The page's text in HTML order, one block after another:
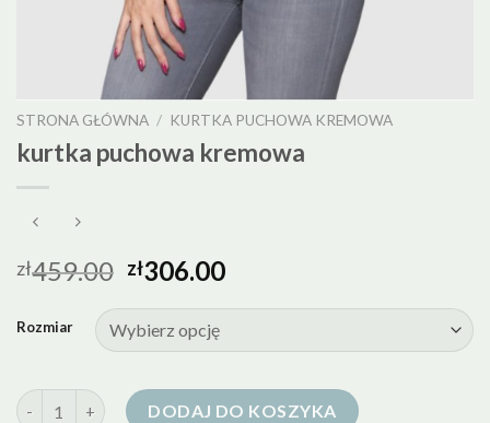
STRONA GŁÓWNA / KURTKA PUCHOWA KREMOWA
kurtka puchowa kremowa
zł459.00 zł306.00
Rozmiar
ilość kurtka puchowa kremowaDODAJ DO KOSZYKA